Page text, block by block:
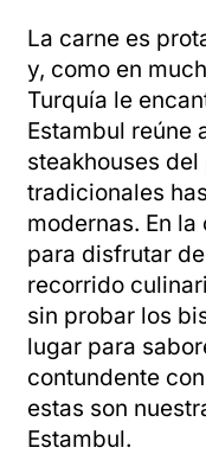
La carne es
y, como en
Turquía le
Estambul reúne
steakhouses
tradicionales
modernas. En
para disfrutar
recorrido
sin probar los
lugar para
contundente
estas son
Estambul.